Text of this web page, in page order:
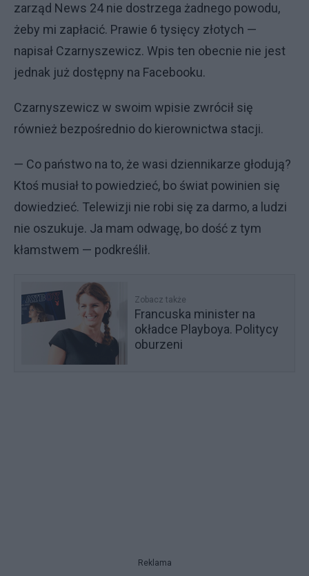
zarząd News 24 nie dostrzega żadnego powodu,
żeby mi zapłacić. Prawie 6 tysięcy złotych —
napisał Czarnyszewicz. Wpis ten obecnie nie jest
jednak już dostępny na Facebooku.
Czarnyszewicz w swoim wpisie zwrócił się
również bezpośrednio do kierownictwa stacji.
— Co państwo na to, że wasi dziennikarze głodują?
Ktoś musiał to powiedzieć, bo świat powinien się
dowiedzieć. Telewizji nie robi się za darmo, a ludzi
nie oszukuje. Ja mam odwagę, bo dość z tym
kłamstwem — podkreślił.
Zobacz także
Francuska minister na
okładce Playboya. Politycy
oburzeni
Reklama